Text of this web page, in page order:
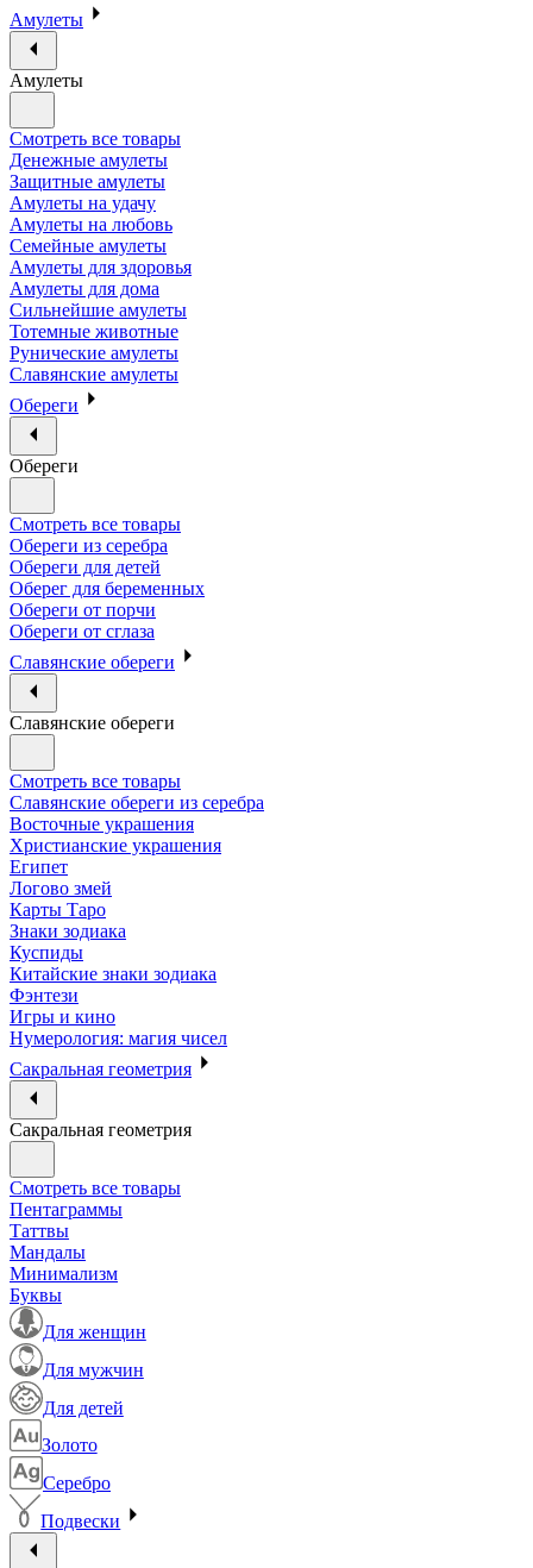
Амулеты
Амулеты
Смотреть все товары
Денежные амулеты
Защитные амулеты
Амулеты на удачу
Амулеты на любовь
Семейные амулеты
Амулеты для здоровья
Амулеты для дома
Сильнейшие амулеты
Тотемные животные
Рунические амулеты
Славянские амулеты
Обереги
Обереги
Смотреть все товары
Обереги из серебра
Обереги для детей
Оберег для беременных
Обереги от порчи
Обереги от сглаза
Славянские обереги
Славянские обереги
Смотреть все товары
Славянские обереги из серебра
Восточные украшения
Христианские украшения
Египет
Логово змей
Карты Таро
Знаки зодиака
Куспиды
Китайские знаки зодиака
Фэнтези
Игры и кино
Нумерология: магия чисел
Сакральная геометрия
Сакральная геометрия
Смотреть все товары
Пентаграммы
Таттвы
Мандалы
Минимализм
Буквы
Для женщин
Для мужчин
Для детей
Золото
Серебро
Подвески